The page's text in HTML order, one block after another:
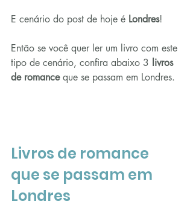
E cenário do post de hoje é Londres!
Então se você quer ler um livro com este
tipo de cenário, confira abaixo 3 livros
de romance que se passam em Londres.
Livros de romance
que se passam em
Londres